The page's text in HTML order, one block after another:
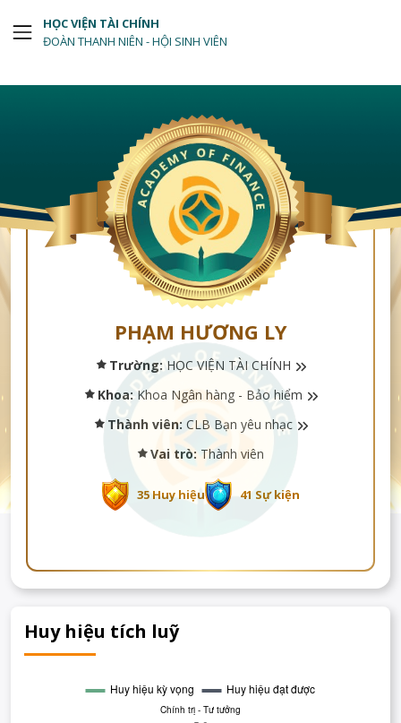
HỌC VIỆN TÀI CHÍNH
ĐOÀN THANH NIÊN - HỘI SINH VIÊN
PHẠM HƯƠNG LY
Trường: HỌC VIỆN TÀI CHÍNH
Khoa: Khoa Ngân hàng - Bảo hiểm
Thành viên: CLB Bạn yêu nhạc
Vai trò:Thành viên
35 Huy hiệu 41 Sự kiện
Huy hiệu tích luỹ